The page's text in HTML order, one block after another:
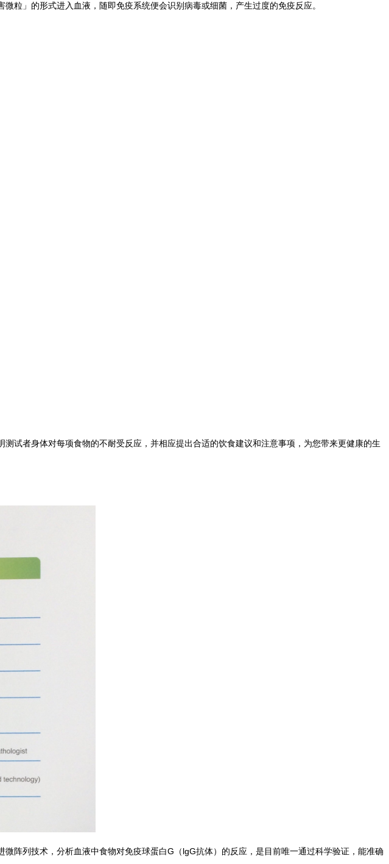
粒」的形式进入血液，随即免疫系统便会识别病毒或细菌，产生过度的免疫反应。
试者身体对每项食物的不耐受反应，并相应提出合适的饮食建议和注意事项，为您带来更健康的生
阵列技术，分析血液中食物对免疫球蛋白G（lgG抗体）的反应，是目前唯一通过科学验证，能准确